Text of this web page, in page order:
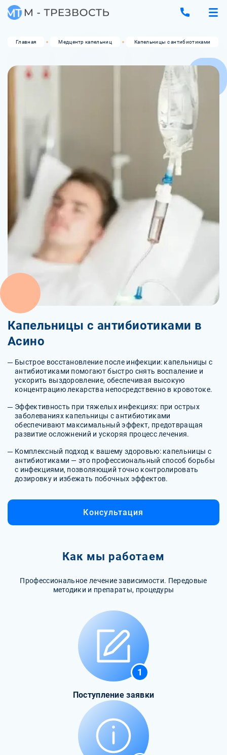
Главная Медцентр капельниц Капельницы с антибиотиками
Капельницы с антибиотиками в
Асино
Быстрое восстановление после инфекции: капельницы с
антибиотиками помогают быстро снять воспаление и
ускорить выздоровление, обеспечивая высокую
концентрацию лекарства непосредственно в кровотоке.
Эффективность при тяжелых инфекциях: при острых
заболеваниях капельницы с антибиотиками
обеспечивают максимальный эффект, предотвращая
развитие осложнений и ускоряя процесс лечения.
Комплексный подход к вашему здоровью: капельницы с
антибиотиками — это профессиональный способ борьбы
с инфекциями, позволяющий точно контролировать
дозировку и избежать побочных эффектов.
Консультация
Как мы работаем
Профессиональное лечение зависимости. Передовые
методики и препараты, процедуры
1
Поступление заявки